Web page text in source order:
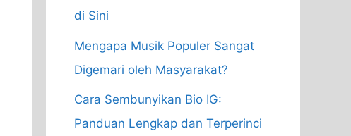
di Sini
Mengapa Musik Populer Sangat
Digemari oleh Masyarakat?
Cara Sembunyikan Bio IG:
Panduan Lengkap dan Terperinci